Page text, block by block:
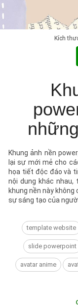
Kích
Khung ảnh nền
lại sự mới mẻ cho
họa tiết độc đáo và
nội dung khác nhau,
khung nền này
sự sáng tạo của
template website
slide powerpoint
avatar anime